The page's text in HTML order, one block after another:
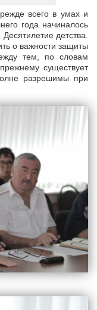
всего в умах и
года начиналось
детства.
о важности защиты
тем, по словам
существует
разрешимы при